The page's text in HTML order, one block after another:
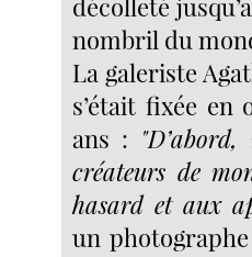
nombril du
La galeriste
s’était fixée
ans :
créateurs de
hasard et aux
un photographe